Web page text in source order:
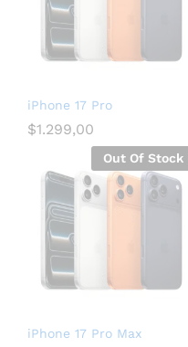
iPhone 17 Pro
$1.299,00
Out Of Stock
iPhone 17 Pro Max